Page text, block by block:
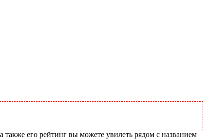
его рейтинг вы можете увилеть рядом с названием